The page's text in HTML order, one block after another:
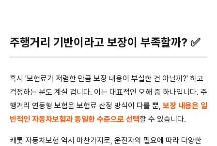
주행거리 기반이라고 보장이 부족할까? ✅
혹시 '보험료가 저렴한 만큼 보장 내용이 부실한 건 아닐까?' 하고
걱정하는 분도 계실 겁니다. 이는 대표적인 오해 중 하나입니다. 주
행거리 연동형 보험은 보험료 산정 방식이 다를 뿐, 보장 내용은 일
반적인 자동차보험과 동일한 수준으로 선택할 수 있습니다.
캐롯 자동차보험 역시 마찬가지로, 운전자의 필요에 따라 다양한